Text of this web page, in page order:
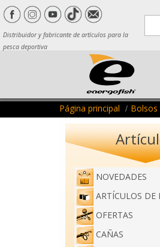
Distribuidor y fabricante de artículos para la
pesca deportiva
Página principal Bolsos
NOVEDADES
ARTÍCULOS DE
OFERTAS
CAÑAS